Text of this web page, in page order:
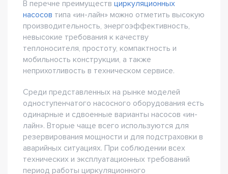
В перечне преимуществ циркуляционных
насосов типа «ин-лайн» можно отметить высокую
производительность, энергоэффективность,
невысокие требования к качеству
теплоносителя, простоту, компактность и
мобильность конструкции, а также
неприхотливость в техническом сервисе.
Среди представленных на рынке моделей
одноступенчатого насосного оборудования есть
одинарные и сдвоенные варианты насосов «ин-
лайн». Вторые чаще всего используются для
резервирования мощности и для подстраховки в
аварийных ситуациях. При соблюдении всех
технических и эксплуатационных требований
период работы циркуляционного